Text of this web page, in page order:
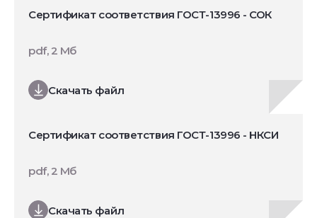
Сертификат соответствия ГОСТ-13996 - СОК
Скачать файл
pdf, 2 Мб
Сертификат соответствия ГОСТ-13996 - НКСИ
Скачать файл
pdf, 2 Мб